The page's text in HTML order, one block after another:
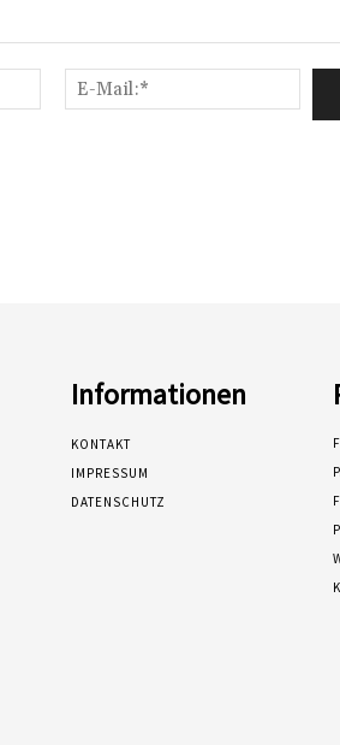
Name:*
Informationen
KONTAKT
IMPRESSUM
DATENSCHUTZ